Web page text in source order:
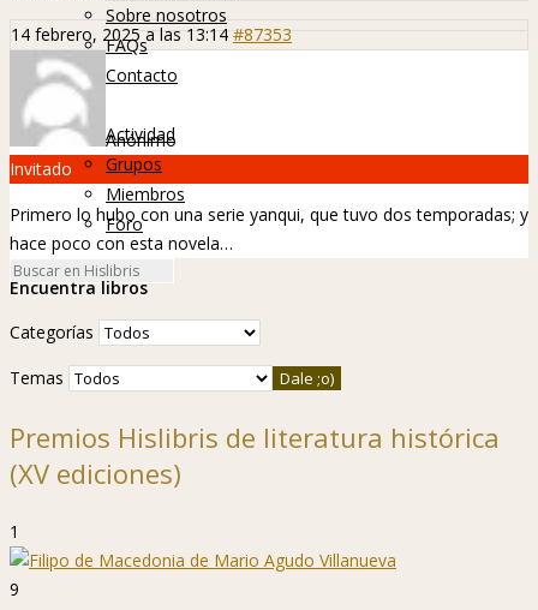
Sobre nosotros
FAQs
Contacto
Hislibreños
Actividad
Grupos
Miembros
Foro
14 febrero, 2025 a las 13:14 #87353
Anónimo
Invitado
Primero lo hubo con una serie yanqui, que tuvo dos temporadas; y
hace poco con esta novela…
Encuentra libros
Categorías
Temas
Premios Hislibris de literatura histórica
(XV ediciones)
1
9